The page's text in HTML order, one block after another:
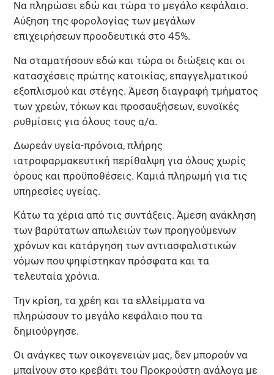
Να πληρώσει εδώ και τώρα το μεγάλο κεφάλαιο.
Αύξηση της φορολογίας των μεγάλων
επιχειρήσεων προοδευτικά στο 45%.
Να σταματήσουν εδώ και τώρα οι διώξεις και οι
κατασχέσεις πρώτης κατοικίας, επαγγελματικού
εξοπλισμού και στέγης. Άμεση διαγραφή τμήματος
των χρεών, τόκων και προσαυξήσεων, ευνοϊκές
ρυθμίσεις για όλους τους α/α.
Δωρεάν υγεία-πρόνοια, πλήρης
ιατροφαρμακευτική περίθαλψη για όλους χωρίς
όρους και προϋποθέσεις. Καμιά πληρωμή για τις
υπηρεσίες υγείας.
Κάτω τα χέρια από τις συντάξεις. Άμεση ανάκληση
των βαρύτατων απωλειών των προηγούμενων
χρόνων και κατάργηση των αντιασφαλιστικών
νόμων που ψηφίστηκαν πρόσφατα και τα
τελευταία χρόνια.
Την κρίση, τα χρέη και τα ελλείμματα να
πληρώσουν το μεγάλο κεφάλαιο που τα
δημιούργησε.
Οι ανάγκες των οικογενειών μας, δεν μπορούν να
μπαίνουν στο κρεβάτι του Προκρούστη ανάλογα με